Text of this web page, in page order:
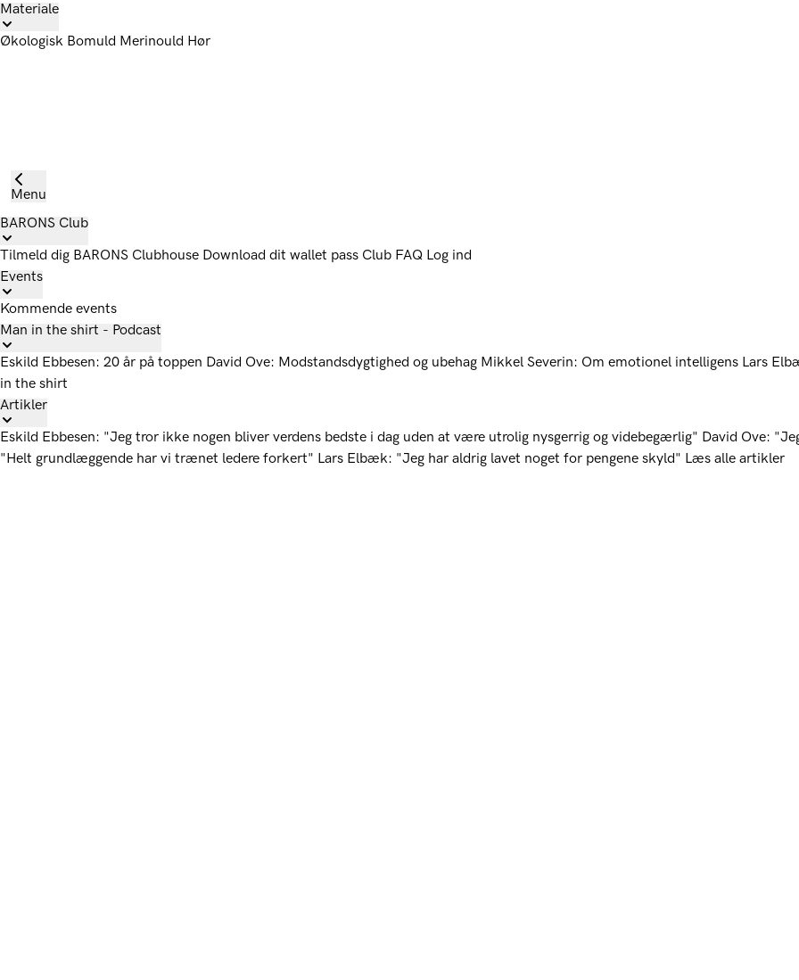
Materiale
Økologisk Bomuld Merinould Hør
Menu
BARONS Club
Tilmeld dig BARONS Clubhouse Download dit wallet pass Club FAQ Log ind
Events
Kommende events
Man in the shirt - Podcast
Eskild Ebbesen: 20 år på toppen David Ove: Modstandsdygtighed og ubehag Mikkel Severin: Om emotionel intelligens Lars
in the shirt
Artikler
Eskild Ebbesen: "Jeg tror ikke nogen bliver verdens bedste i dag uden at være utrolig nysgerrig og videbegærlig" David Ove:
"Helt grundlæggende har vi trænet ledere forkert" Lars Elbæk: "Jeg har aldrig lavet noget for pengene skyld" Læs alle artikler